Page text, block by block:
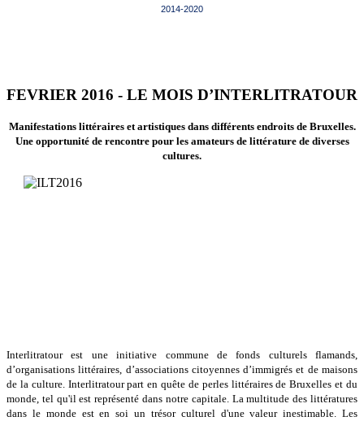
2014-2020
FEVRIER 2016 - LE MOIS D’INTERLITRATOUR
Manifestations littéraires et artistiques dans différents endroits de Bruxelles.
Une opportunité de rencontre pour les amateurs de littérature de diverses
cultures.
Interlitratour est une initiative commune de fonds culturels flamands,
d’organisations littéraires, d’associations citoyennes d’immigrés et de maisons
de la culture. Interlitratour part en quête de perles littéraires de Bruxelles et du
monde, tel qu'il est représenté dans notre capitale. La multitude des littératures
dans le monde est en soi un trésor culturel d'une valeur inestimable. Les